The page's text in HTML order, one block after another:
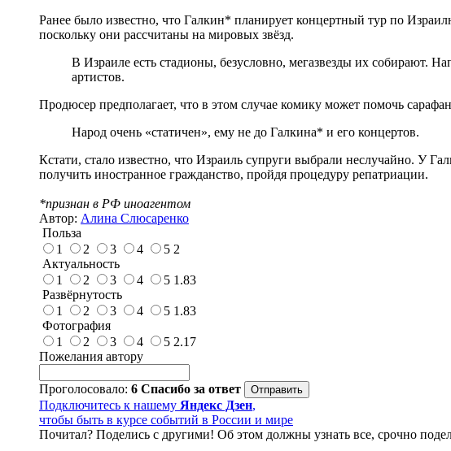
Ранее было известно, что Галкин* планирует концертный тур по
поскольку они рассчитаны на мировых звёзд.
В Израиле есть стадионы, безусловно, мегазвезды их собирают.
артистов.
Продюсер предполагает, что в этом случае комику может помочь
Народ очень «статичен», ему не до Галкина* и его концертов.
Кстати, стало известно, что Израиль супруги выбрали неслучайно. У
получить иностранное гражданство, пройдя процедуру репатриации.
*признан в РФ иноагентом
Автор: Алина Слюсаренко
Польза
1
2 3 4 5 2
Актуальность
1
2 3 4 5 1.83
Развёрнутость
1
2 3 4 5 1.83
Фотография
1
2 3 4 5 2.17
Пожелания автору
Проголосовало: 6 Спасибо за ответ
Подключитесь к нашему Яндекс Дзен,
чтобы быть в курсе событий в России и мире
Почитал? Поделись с другими! Об этом должны узнать все, срочно